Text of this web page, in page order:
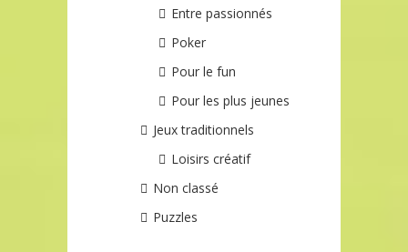
Entre passionnés
Poker
Pour le fun
Pour les plus jeunes
Jeux traditionnels
Loisirs créatif
Non classé
Puzzles